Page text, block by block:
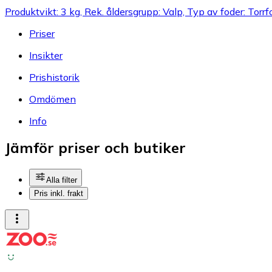
Produktvikt: 3 kg, Rek. åldersgrupp: Valp, Typ av foder:
Priser
Insikter
Prishistorik
Omdömen
Info
Jämför priser och butiker
Alla filter
Pris inkl. frakt